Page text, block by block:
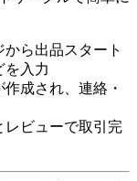
ら出品スタート
を入力
成され、連絡・
レビューで取引完